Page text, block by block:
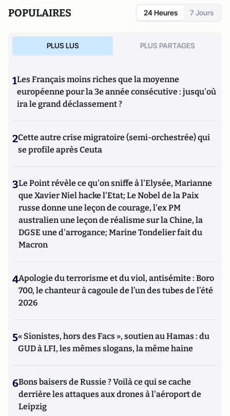
POPULAIRES 24 Heures 7 Jours
PLUS LUS PLUS PARTAGES
1Les Français moins riches que la moyenne
européenne pour la 3e année consécutive : jusqu'où
ira le grand déclassement ?
2Cette autre crise migratoire (semi-orchestrée) qui
se profile après Ceuta
3Le Point révèle ce qu'on sniffe à l'Elysée, Marianne
que Xavier Niel hacke l'Etat; Le Nobel de la Paix
russe donne une leçon de courage, l'ex PM
australien une leçon de réalisme sur la Chine, la
DGSE une d'arrogance; Marine Tondelier fait du
Macron
4Apologie du terrorisme et du viol, antisémite : Boro
700, le chanteur à cagoule de l’un des tubes de l’été
2026
5« Sionistes, hors des Facs », soutien au Hamas : du
GUD à LFI, les mêmes slogans, la même haine
6Bons baisers de Russie ? Voilà ce qui se cache
derrière les attaques aux drones à l'aéroport de
Leipzig